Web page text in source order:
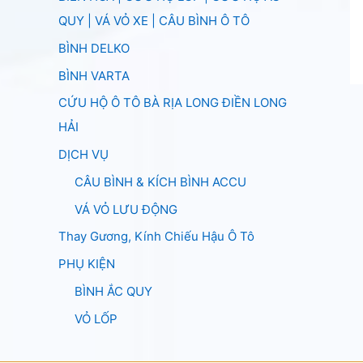
QUY | VÁ VỎ XE | CÂU BÌNH Ô TÔ
BÌNH DELKO
BÌNH VARTA
CỨU HỘ Ô TÔ BÀ RỊA LONG ĐIỀN LONG
HẢI
DỊCH VỤ
CÂU BÌNH & KÍCH BÌNH ACCU
VÁ VỎ LƯU ĐỘNG
Thay Gương, Kính Chiếu Hậu Ô Tô
PHỤ KIỆN
BÌNH ẮC QUY
VỎ LỐP